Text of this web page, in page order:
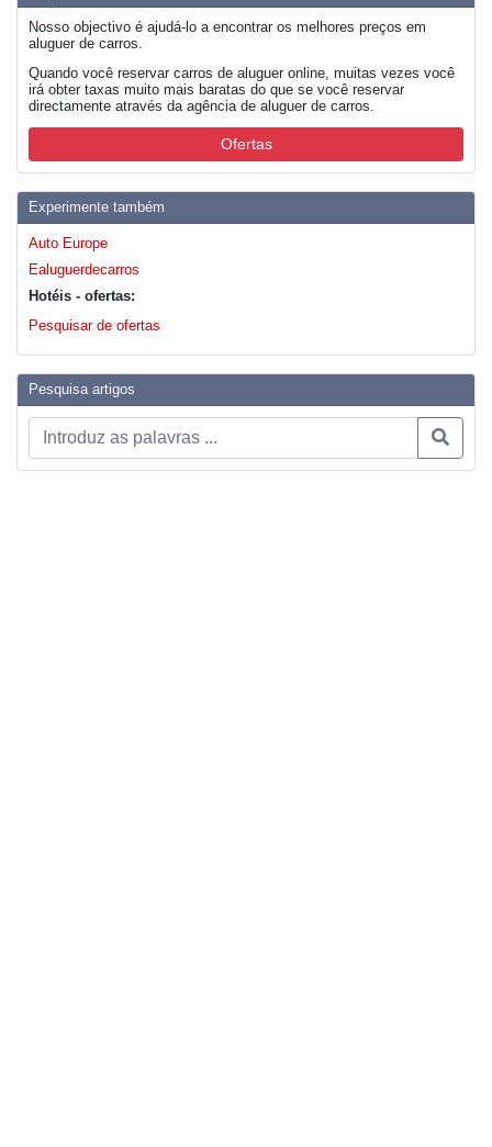
Nosso objectivo é ajudá-lo a encontrar os melhores preços em
aluguer de carros.
Quando você reservar carros de aluguer online, muitas vezes você
irá obter taxas muito mais baratas do que se você reservar
directamente através da agência de aluguer de carros.
Ofertas
Experimente também
Auto Europe
Ealuguerdecarros
Hotéis - ofertas:
Pesquisar de ofertas
Pesquisa artigos